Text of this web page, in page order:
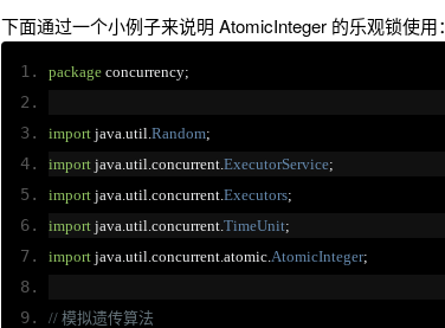
下面通过一个小例子来说明 AtomicInteger 的乐观锁使用：
package concurrency;
import java.util.Random;
import java.util.concurrent.ExecutorService;
import java.util.concurrent.Executors;
import java.util.concurrent.TimeUnit;
import java.util.concurrent.atomic.AtomicInteger;
// 模拟遗传算法